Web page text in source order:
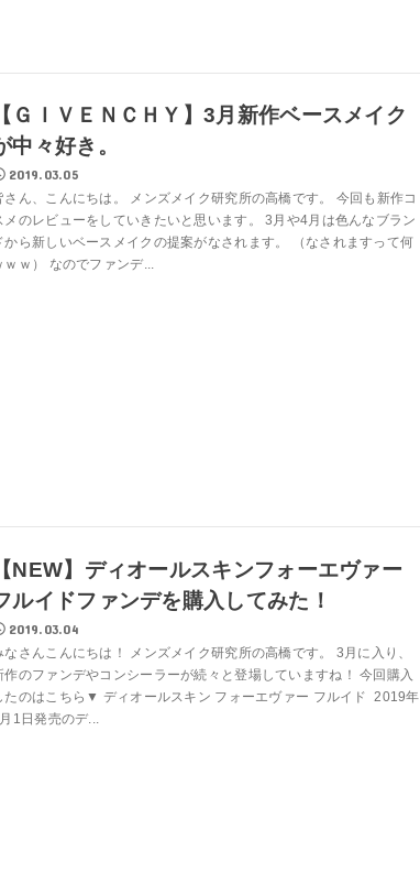
ＧＩＶＥＮＣＨＹ】3月新作ベースメイク
中々好き。
2019.03.05
さん、こんにちは。 メンズメイク研究所の高橋です。 今回も新作コ
メのレビューをしていきたいと思います。 3月や4月は色んなブラン
から新しいベースメイクの提案がなされます。 （なされますって何
ｗｗ） なのでファンデ...
NEW】ディオールスキンフォーエヴァー
ルイドファンデを購入してみた！
2019.03.04
なさんこんにちは！ メンズメイク研究所の高橋です。 3月に入り、
作のファンデやコンシーラーが続々と登場していますね！ 今回購入
たのはこちら▼ ディオールスキン フォーエヴァー フルイド 2019年
1日発売のデ...